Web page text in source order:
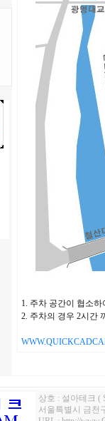
1. 주차 공간이 협소
2. 주차의 경우 2시간
상호 : 설아테크 (
서울특별시 금천